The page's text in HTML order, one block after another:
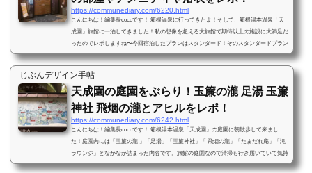
https://communediary.com/6220.html
こんにちは！編集長cocoです！ 箱根温泉に行ってきたよ！そして、箱根湯本温泉「天
成園」旅館に一泊してきました！私の想像を超える大旅館で期待以上の施設に大満足だ
ったのでレポしますね〜今回宿泊したプランはスタンダード！そのスタンダードプラン
の部屋の内容やアメニティ、値段等をまとめてみました！箱根湯本温泉天成園スタンダ
ードプランを予約！ 実は箱根自体が初めて！今回は母の誕生日に箱根温泉旅行をプレ
ゼント＾＾それも一泊だなんて久しぶりの旅行だったし、ネットでいろんな箱根温泉旅
館を見比べる毎日にちょっと疲労...
じぶんデザイン手帖
天成園の庭園をぶらり！玉簾の瀧 足湯 玉簾
神社 飛烟の瀧とアヒルをレポ！
https://communediary.com/6242.html
こんにちは！編集長cocoです！ 箱根湯本温泉「天成園」の庭園に朝散歩して来まし
た！庭園内には「玉簾の瀧 」「足湯」「玉簾神社」「 飛烟の瀧」「たまだれ庵」「滝
ラウンジ」となかなか詰まった内容です。旅館の庭園なので清掃も行き届いていて気持
ちが良かったし、鯉やあひる達がお出迎えしてくれます＾＾天成園の庭園を朝散歩で足